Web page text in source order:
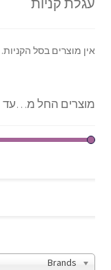
אין מוצרים בסל הקניות.
מוצרים החל מ…עד
Brands